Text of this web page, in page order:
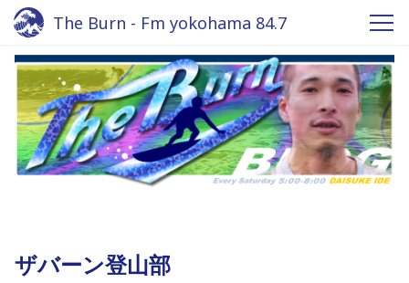
The Burn - Fm yokohama 84.7
ザバーン登山部